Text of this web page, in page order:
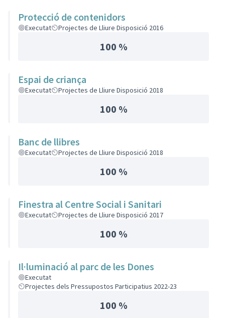
Protecció de contenidors
Executat Projectes de Lliure Disposició 2016
100 %
Espai de criança
Executat Projectes de Lliure Disposició 2018
100 %
Banc de llibres
Executat Projectes de Lliure Disposició 2018
100 %
Finestra al Centre Social i Sanitari
Executat Projectes de Lliure Disposició 2017
100 %
Il·luminació al parc de les Dones
Executat
Projectes dels Pressupostos Participatius 2022-23
100 %